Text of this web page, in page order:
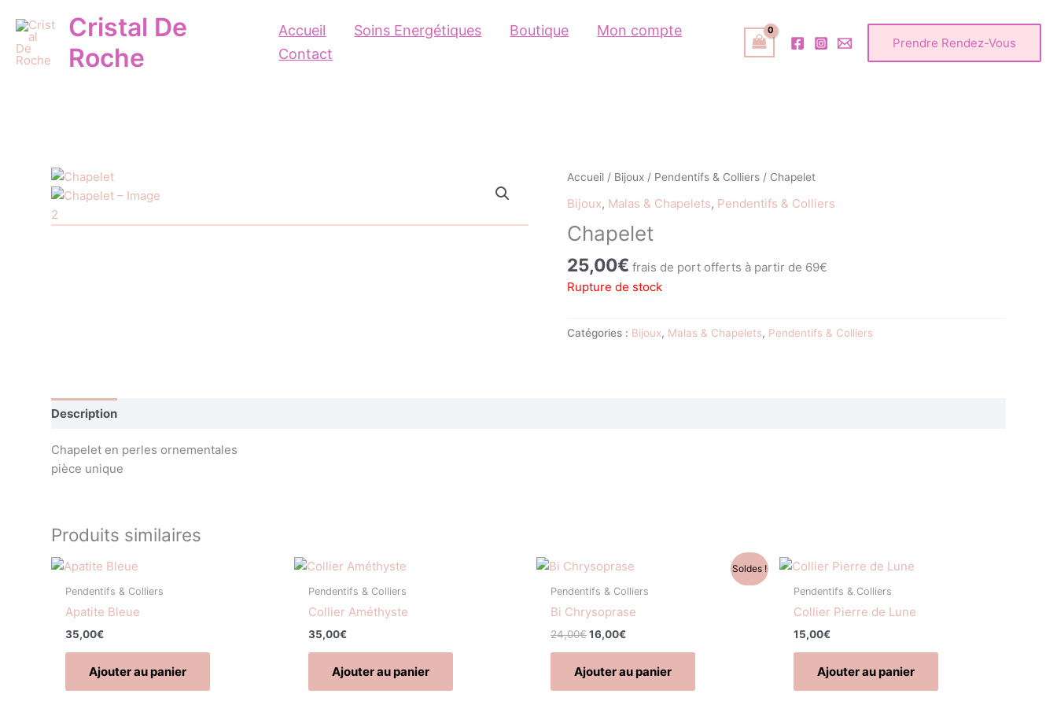
contenu
Cristal De
Roche
Accueil Soins Energétiques Boutique
Mon compte
Contact
Prendre Rendez-Vous
Accueil/ Bijoux/ Pendentifs & Colliers/ Chapelet
Bijoux, Malas & Chapelets, Pendentifs & Colliers
Chapelet
25,00€ frais de port offerts à partir de 69€
Rupture de stock
Catégories : Bijoux, Malas & Chapelets, Pendentifs & Colliers
Description
Chapelet en perles ornementales
pièce unique
Produits similaires
Pendentifs & Colliers
Apatite Bleue
35,00€
Ajouter au panier
Pendentifs & Colliers
Collier Améthyste
35,00€
Ajouter au panier
Soldes !
Pendentifs & Colliers
Bi Chrysoprase
24,00€
Le
prix
initial
24,00€.
16,00€
Le
actuel
16,00€.
Ajouter au panier
Pendentifs & Colliers
Collier Pierre de Lune
15,00€
Ajouter au panier